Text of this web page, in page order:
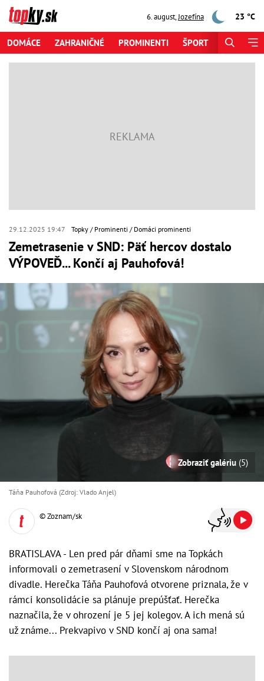
6. august,Jozefína 23 °C
DOMÁCE ZAHRANIČNÉ PROMINENTI ŠPORT
29.12.2025 19:47 Topky Prominenti Domáci prominenti
Zemetrasenie v SND: Päť hercov dostalo
VÝPOVEĎ... Končí aj Pauhofová!
Zobraziť galériu (5)
Táňa Pauhofová (Zdroj: Vlado Anjel)
© Zoznam/sk
BRATISLAVA - Len pred pár dňami sme na Topkách
informovali o zemetrasení v Slovenskom národnom
divadle. Herečka Táňa Pauhofová otvorene priznala, že v
rámci konsolidácie sa plánuje prepúšťať. Herečka
naznačila, že v ohrození je 5 jej kolegov. A ich mená sú
už známe... Prekvapivo v SND končí aj ona sama!